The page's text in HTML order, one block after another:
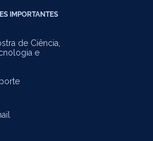
IMPORTANTES
de Ciência,
e